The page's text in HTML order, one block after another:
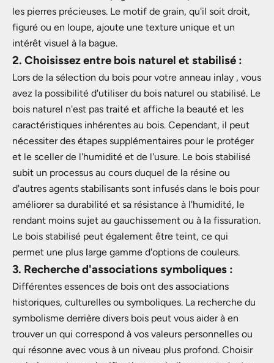
les pierres précieuses. Le motif de grain, qu'il soit droit,
figuré ou en loupe, ajoute une texture unique et un
intérêt visuel à la bague.
2. Choisissez entre bois naturel et stabilisé :
Lors de la sélection du bois pour votre anneau inlay , vous
avez la possibilité d'utiliser du bois naturel ou stabilisé. Le
bois naturel n'est pas traité et affiche la beauté et les
caractéristiques inhérentes au bois. Cependant, il peut
nécessiter des étapes supplémentaires pour le protéger
et le sceller de l'humidité et de l'usure. Le bois stabilisé
subit un processus au cours duquel de la résine ou
d'autres agents stabilisants sont infusés dans le bois pour
améliorer sa durabilité et sa résistance à l'humidité, le
rendant moins sujet au gauchissement ou à la fissuration.
Le bois stabilisé peut également être teint, ce qui
permet une plus large gamme d'options de couleurs.
3. Recherche d'associations symboliques :
Différentes essences de bois ont des associations
historiques, culturelles ou symboliques. La recherche du
symbolisme derrière divers bois peut vous aider à en
trouver un qui correspond à vos valeurs personnelles ou
qui résonne avec vous à un niveau plus profond. Choisir